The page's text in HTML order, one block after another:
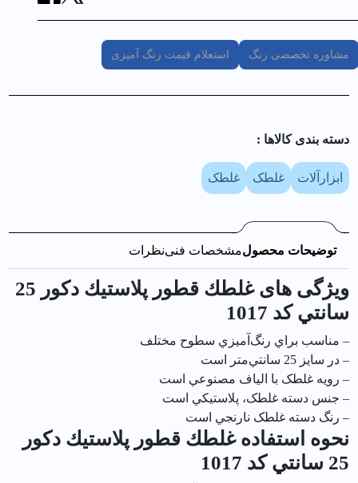
مشاوره تخصصی رنگ استعلام قیمت رنگ آمیزی
دسته بندی کالا‌ها :
ابزارآلات غلطک غلطک
توضیحات محصولمشخصات فنینظرات
ویژگی های غلطك قطور پلاستيك دکور 25
سانتي کد 1017
– مناسب براي رنگ‌آميزي سطوح مختلف
– در سايز 25 سانتي‌متر است
– رويه غلطک با الياف مصنوعي است
– جنس دسته غلطک، پلاستيکي است
– رنگ دسته غلطک نارنجي است
نحوه استفاده غلطك قطور پلاستيك دکور
25 سانتي کد 1017